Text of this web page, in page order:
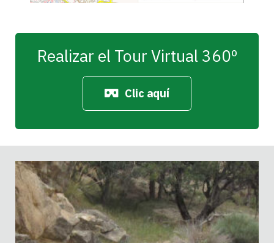
Realizar el Tour Virtual 360º
Clic aquí